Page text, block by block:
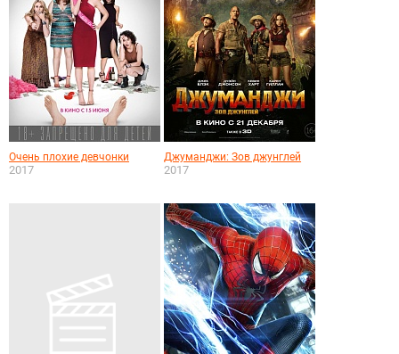
Очень плохие девчонки
2017
Джуманджи: Зов джунглей
2017